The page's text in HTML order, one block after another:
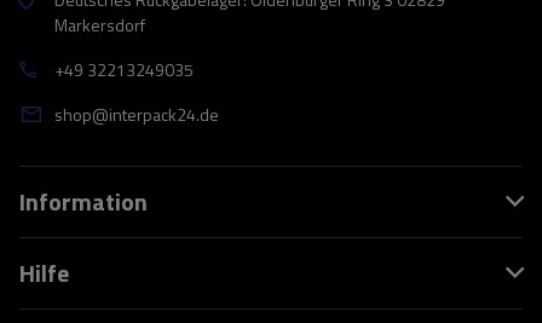
Markersdorf
+49 32213249035
shop@interpack24.de
Information
Hilfe